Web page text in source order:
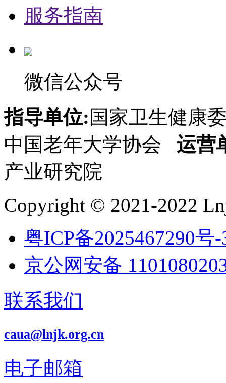
服务指南
微信公众号
指导单位:国家卫生健康
中国老年大学协会 运营
产业研究院
Copyright © 2021-2022
粤ICP备2025467290号-
京公网安备
联系我们
caua@lnjk.org.cn
电子邮箱